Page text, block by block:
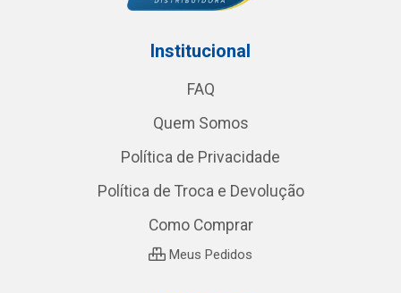
Institucional
FAQ
Quem Somos
Política de Privacidade
Política de Troca e Devolução
Como Comprar
Meus Pedidos